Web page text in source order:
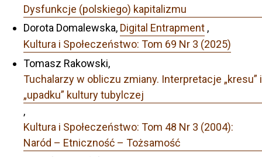
Dysfunkcje (polskiego) kapitalizmu
Dorota Domalewska, Digital Entrapment ,
Kultura i Społeczeństwo: Tom 69 Nr 3 (2025)
Tomasz Rakowski,
Tuchalarzy w obliczu zmiany. Interpretacje „kresu” i
„upadku” kultury tubylczej
,
Kultura i Społeczeństwo: Tom 48 Nr 3 (2004):
Naród – Etniczność – Tożsamość